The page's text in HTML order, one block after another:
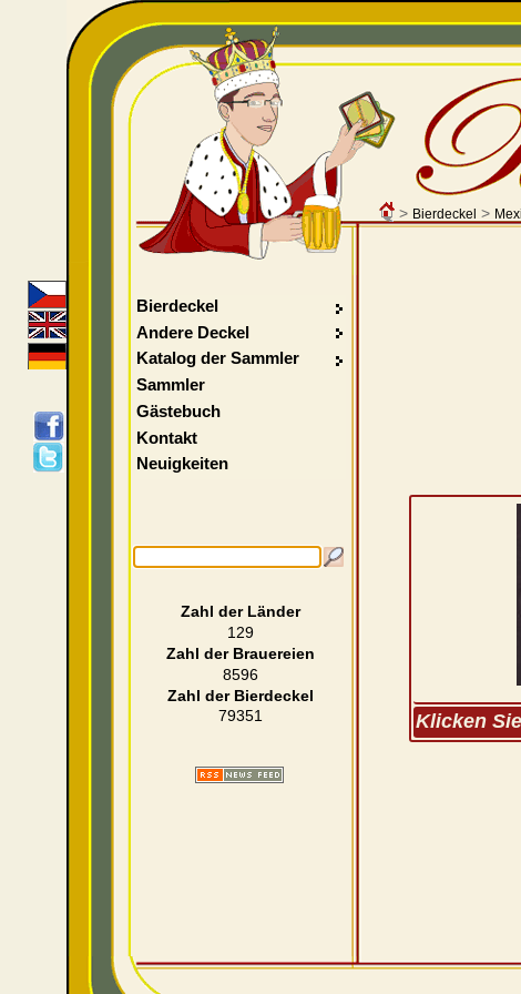
> Bierdeckel >
Klicken
Bierdeckel
Andere Deckel
Katalog der Sammler
Sammler
Gästebuch
Kontakt
Neuigkeiten
Zahl der Länder
129
Zahl der Brauereien
8596
Zahl der Bierdeckel
79351